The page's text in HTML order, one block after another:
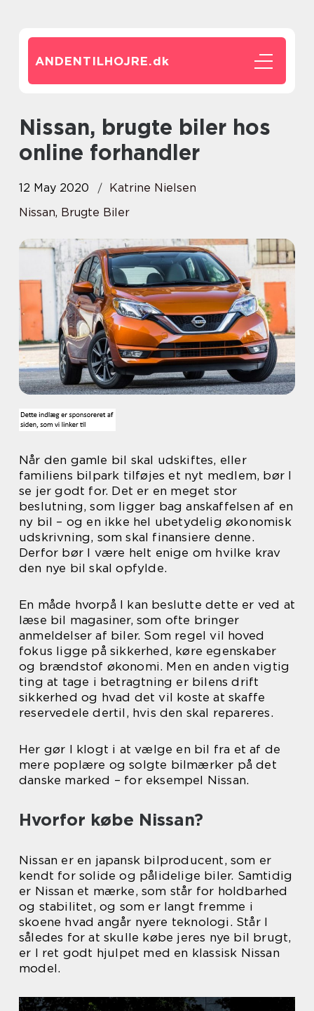
ANDENTILHOJRE.dk
Nissan, brugte biler hos
online forhandler
12 May 2020
Katrine Nielsen
Nissan, Brugte Biler
Når den gamle bil skal udskiftes, eller
familiens bilpark tilføjes et nyt medlem, bør I
se jer godt for. Det er en meget stor
beslutning, som ligger bag anskaffelsen af en
ny bil – og en ikke hel ubetydelig økonomisk
udskrivning, som skal finansiere denne.
Derfor bør I være helt enige om hvilke krav
den nye bil skal opfylde.
En måde hvorpå I kan beslutte dette er ved at
læse bil magasiner, som ofte bringer
anmeldelser af biler. Som regel vil hoved
fokus ligge på sikkerhed, køre egenskaber
og brændstof økonomi. Men en anden vigtig
ting at tage i betragtning er bilens drift
sikkerhed og hvad det vil koste at skaffe
reservedele dertil, hvis den skal repareres.
Her gør I klogt i at vælge en bil fra et af de
mere poplære og solgte bilmærker på det
danske marked – for eksempel Nissan.
Hvorfor købe Nissan?
Nissan er en japansk bilproducent, som er
kendt for solide og pålidelige biler. Samtidig
er Nissan et mærke, som står for holdbarhed
og stabilitet, og som er langt fremme i
skoene hvad angår nyere teknologi. Står I
således for at skulle købe jeres nye bil brugt,
er I ret godt hjulpet med en klassisk Nissan
model.